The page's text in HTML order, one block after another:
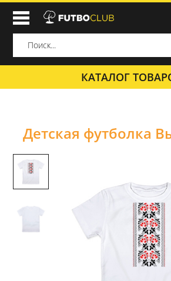
КАТАЛОГ
Детская футболка